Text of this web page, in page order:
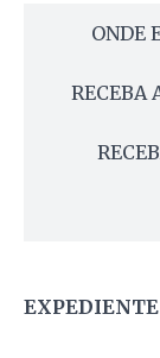
ONDE
RECEBA
EXPEDIENTE